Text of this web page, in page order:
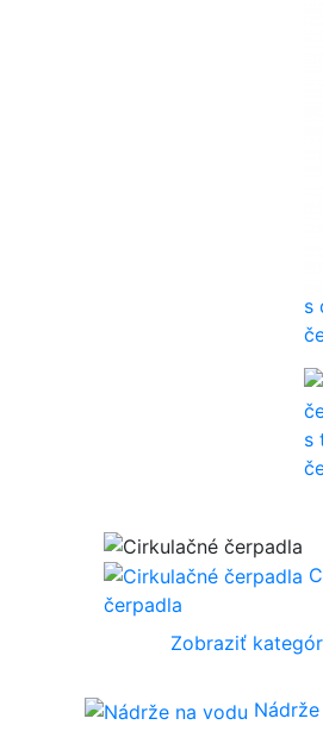
s
s
čerpadla
Zobraziť